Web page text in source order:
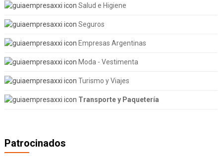
Salud e Higiene
Seguros
Empresas Argentinas
Moda - Vestimenta
Turismo y Viajes
Transporte y Paquetería
Patrocinados